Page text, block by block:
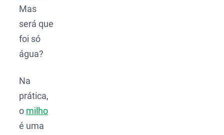
Mas
será que
foi só
água?
Na
prática,
o milho
é uma